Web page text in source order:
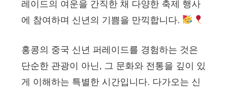
레이드의 여운을 간직한 채 다양한 축제 행사
에 참여하며 신년의 기쁨을 만끽합니다.
홍콩의 중국 신년 퍼레이드를 경험하는 것은
단순한 관광이 아닌, 그 문화와 전통을 깊이 있
게 이해하는 특별한 시간입니다. 다가오는 신